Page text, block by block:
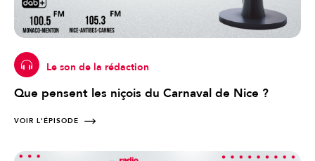
Le son de la rédaction
Que pensent les niçois du Carnaval de Nice ?
VOIR L'ÉPISODE